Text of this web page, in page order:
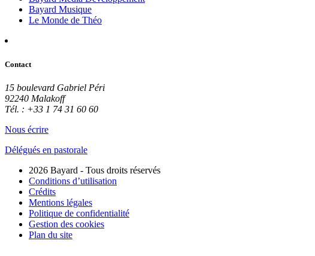
Bayard Musique
Le Monde de Théo
Contact
15 boulevard Gabriel Péri
92240 Malakoff
Tél. : +33 1 74 31 60 60
Nous écrire
Délégués en pastorale
2026 Bayard - Tous droits réservés
Conditions d’utilisation
Crédits
Mentions légales
Politique de confidentialité
Gestion des cookies
Plan du site